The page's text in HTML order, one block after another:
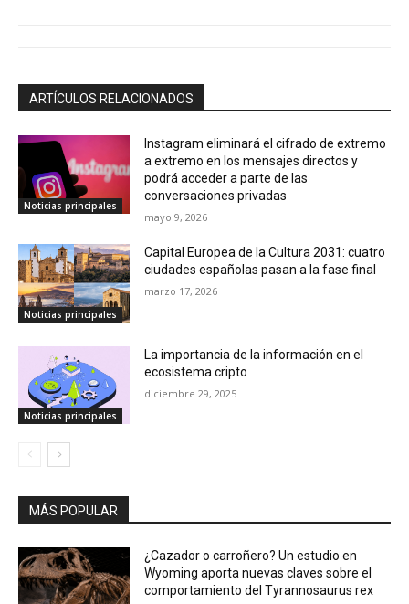
ARTÍCULOS RELACIONADOS
Noticias principales
Instagram eliminará el cifrado de extremo
a extremo en los mensajes directos y
podrá acceder a parte de las
conversaciones privadas
mayo 9, 2026
Noticias principales
Capital Europea de la Cultura 2031: cuatro
ciudades españolas pasan a la fase final
marzo 17, 2026
Noticias principales
La importancia de la información en el
ecosistema cripto
diciembre 29, 2025
MÁS POPULAR
¿Cazador o carroñero? Un estudio en
Wyoming aporta nuevas claves sobre el
comportamiento del Tyrannosaurus rex